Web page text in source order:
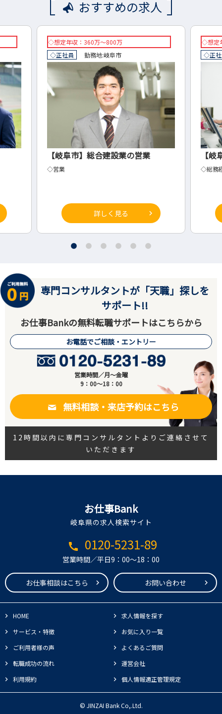
おすすめの求人
◇想定年収：360万～800万
◇正社員
勤務地:岐阜市
【岐阜市】総合建設業の営業
◇営業
詳しく見る
◇想定
◇正
【
◇総務
専門コンサルタントが「天職」探しを
サポート!!
お仕事Bankの無料転職サポートはこちらから
お電話でご相談・エントリー
営業時間／月～金曜
9：00～18：00
無料相談・来店予約はこちら
12時間以内に専門コンサルタントよりご連絡させて
いただきます
お仕事Bank
岐阜県の求人検索サイト
call 0120-5231-89
営業時間／平日9：00～18：00
お仕事相談はこちら お問い合わせ
HOME
求人情報を探す
サービス・特徴
お気に入り一覧
ご利用者様の声
よくあるご質問
転職成功の流れ
運営会社
利用規約
個人情報適正管理規定
© JINZAI Bank Co,.Ltd.